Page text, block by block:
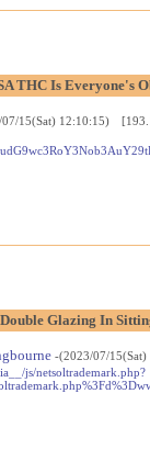
THC Is Everyone's
07/15(Sat) 12:10:15)
Glazing In
-(2023/07/
js/netsoltrademark.php?